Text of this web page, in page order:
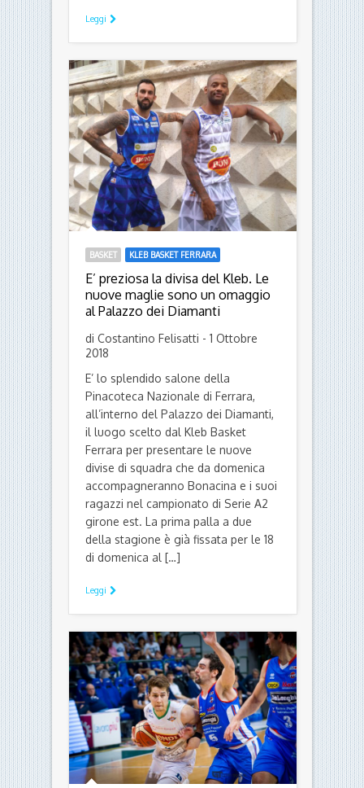
Leggi
BASKET KLEB BASKET FERRARA
E’ preziosa la divisa del Kleb. Le
nuove maglie sono un omaggio
al Palazzo dei Diamanti
di Costantino Felisatti - 1 Ottobre
2018
E’ lo splendido salone della
Pinacoteca Nazionale di Ferrara,
all’interno del Palazzo dei Diamanti,
il luogo scelto dal Kleb Basket
Ferrara per presentare le nuove
divise di squadra che da domenica
accompagneranno Bonacina e i suoi
ragazzi nel campionato di Serie A2
girone est. La prima palla a due
della stagione è già fissata per le 18
di domenica al […]
Leggi